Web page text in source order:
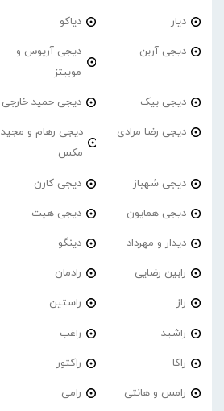
دیار دیاکو
دیجی آربن
دیجی آریوس و
موبیتز
دیجی بیک دیجی حمید خارجی
دیجی رضا مرادی
دیجی رهام و مجید
مکس
دیجی شهباز دیجی کارن
دیجی همایون دیجی هیت
دیدار و مهرداد دینگو
رابین رضایی رادمان
راز راستین
راشید راغب
راکا راکتور
رامس و هانتی رامی